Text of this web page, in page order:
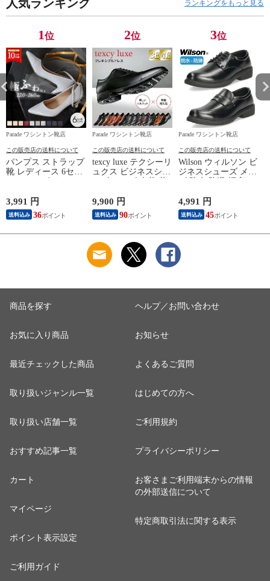
人気ランキング ランキングをもっと見る
1位
Parade ワシントン靴店
この販売店の送料について
パンプス ストラップ
靴 レディース 6セン
っ Parade 23.5cm ラ
イトグレーレース
3,991 円
送料込み 36
2位
Parade ワシントン靴店
この販売店の送料について
texcy luxe テクシーリ
ュクス ビジネスシュ
フレキシブルドレス
27.5cm TU7796（4E/
ブラック）
9,900 円
送料込み 90
3位
Parade ワシントン靴店
この販売店の送料について
Wilson ウィルソン ビ
ジネスシューズ メン
8102（ローファー）
4,991 円
送料込み 45
商品を探す
お気に入り商品
最近チェックした商品
取り扱いジャンル一覧
取り扱い店舗一覧
おすすめ記事一覧
カート
マイページ
ポイント表示設定
ご利用ガイド
ヘルプ／お問い合わせ
お知らせ
よくあるご質問
はじめての方へ
ご利用規約
プライバシーポリシー
お客さまご利用端末からの情報
の外部送信について
特定商取引法に関する表示